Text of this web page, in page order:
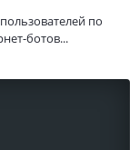
по
ботов...